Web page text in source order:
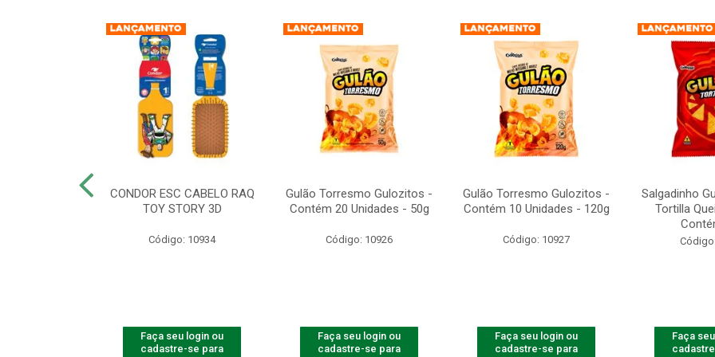
CONDOR ESC CABELO RAQ
TOY STORY 3D
Código: 10934
Faça seu login ou
cadastre-se para
Gulão Torresmo Gulozitos -
Contém 20 Unidades - 50g
Código: 10926
Faça seu login ou
cadastre-se para
Gulão Torresmo Gulozitos -
Contém 10 Unidades - 120g
Código: 10927
Faça seu login ou
cadastre-se para
Salgadinho
Tortilla
Faça